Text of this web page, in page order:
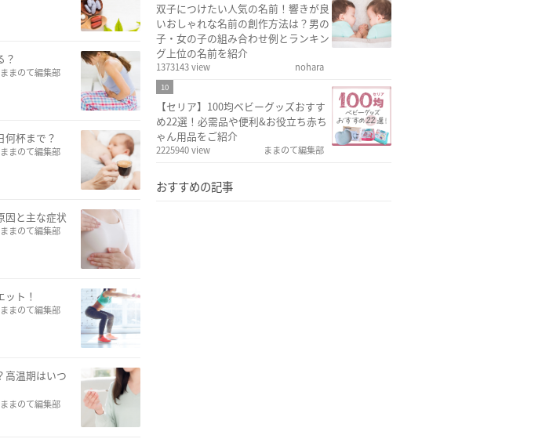
？
ままのて編集部
何杯まで？
ままのて編集部
因と主な症状
ままのて編集部
ト！
ままのて編集部
高温期はいつ
ままのて編集部
双子につけたい人気の名前！響きが良
いおしゃれな名前の創作方法は？男の
子・女の子の組み合わせ例とランキン
グ上位の名前を紹介
1373143 view nohara
10
【セリア】100均ベビーグッズおすす
め22選！必需品や便利&お役立ち赤ち
ゃん用品をご紹介
2225940 view ままのて編集部
おすすめの記事